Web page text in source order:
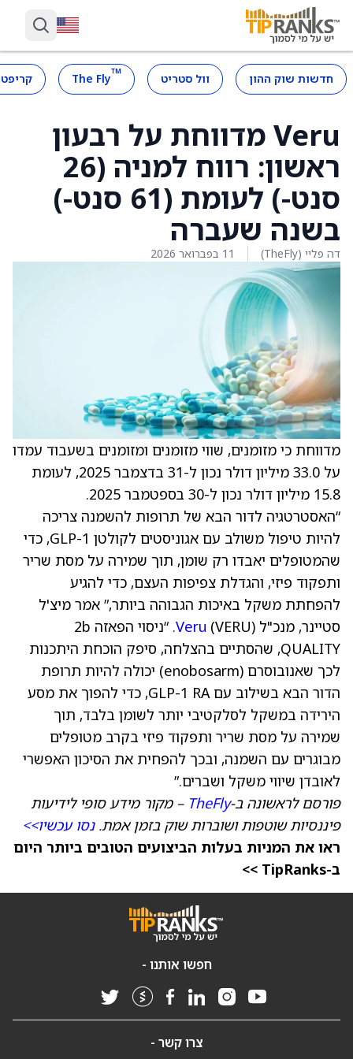
חדשות שוק ההון וול סטריט ™
The Fly
Veru מדווחת על רבעון
ראשון: רווח למניה (26
סנט-) לעומת (61 סנט-)
בשנה שעברה
דה פליי (TheFly) 11 בפברואר 2026
מדווחת כי מזומנים, שווי מזומנים ומזומנים בשעבוד עמדו
על 33.0 מיליון דולר נכון ל-31 בדצמבר 2025, לעומת
15.8 מיליון דולר נכון ל-30 בספטמבר 2025.
“האסטרטגיה לדור הבא של תרופות להשמנה צריכה
להיות טיפול משולב עם אגוניסטים לקולטן GLP-1, כדי
שהמטופלים יאבדו רק שומן, תוך שמירה על מסת שריר
ותפקוד פיזי, והגדלת צפיפות העצם, כדי להגיע
להפחתת משקל באיכות הגבוהה ביותר,” אמר מיצ'ל
סטיינר, מנכ"ל
Veru
(VERU). “ניסוי הפאזה 2b
QUALITY, שהסתיים בהצלחה, סיפק הוכחת היתכנות
לכך שאנובוסרם (enobosarm) יכולה להיות תרופת
הדור הבא בשילוב עם GLP-1 RA, כדי להפוך את מסע
הירידה במשקל לסלקטיבי יותר לשומן בלבד, תוך
שמירה על מסת שריר ותפקוד פיזי בקרב מטופלים
מבוגרים עם השמנה, ובכך להפחית את הסיכון האפשרי
לאובדן שיווי משקל ושברים.”
פורסם לראשונה ב-TheFly – מקור מידע סופי לידיעות
פיננסיות שוטפות ושוברות שוק בזמן אמת.נסו עכשיו>>
ראו את המניות בעלות הביצועים הטובים ביותר היום
ב-TipRanks >>
חפשו אותנו -
צרו קשר -